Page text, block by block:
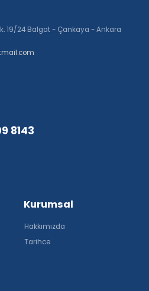
19/24 Balgat - Çankaya - Ankara
8143
Hakkımızda